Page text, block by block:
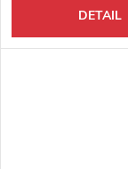
DETAIL